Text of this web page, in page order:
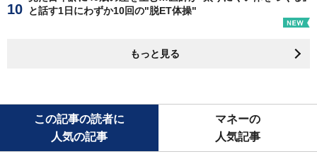
と話す1日にわずか10回の"脱ET体操"
もっと見る
この記事の読者に
人気の記事
マネーの
人気記事